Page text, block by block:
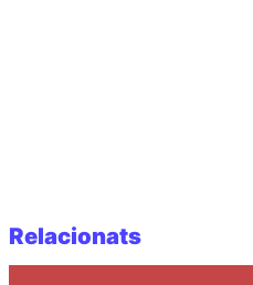
Relacionats